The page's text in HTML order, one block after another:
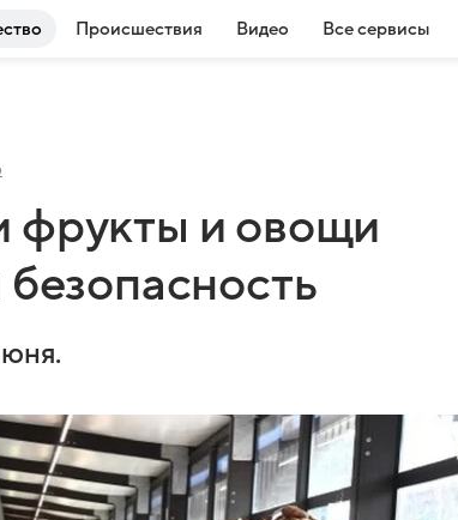
Происшествия Видео Все сервисы
фрукты и овощи